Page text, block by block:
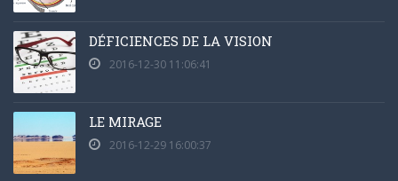
DÉFICIENCES DE LA VISION
2016-12-30 11:06:41
LE MIRAGE
2016-12-29 16:00:37